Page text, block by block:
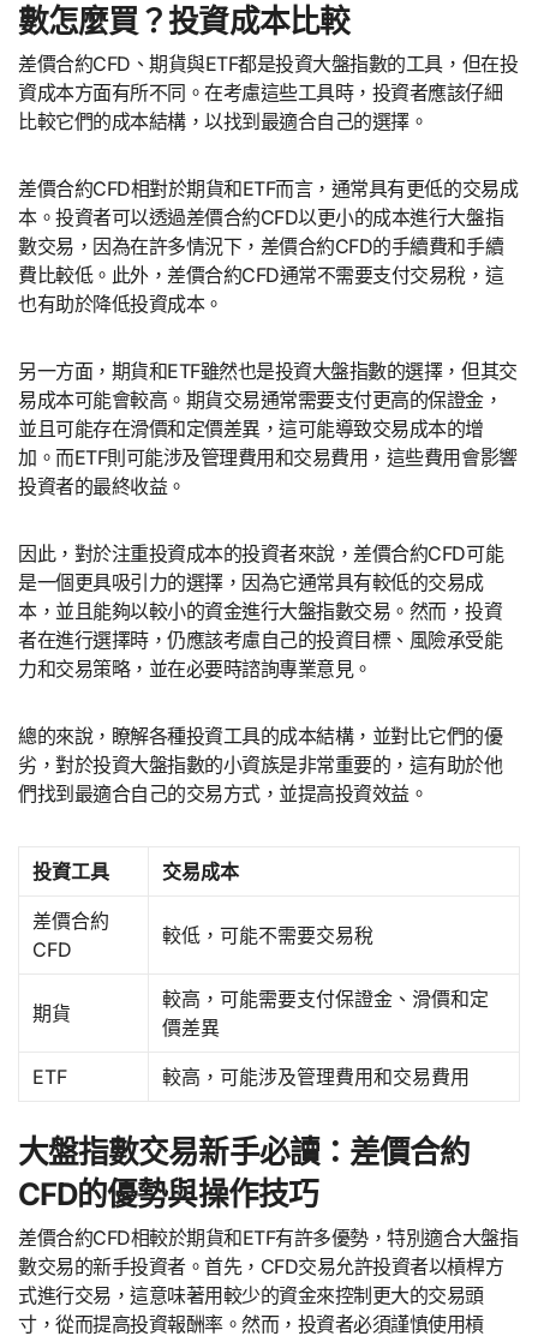
數怎麼買？投資成本比較
差價合約CFD、期貨與ETF都是投資大盤指數的工具，但在投
資成本方面有所不同。在考慮這些工具時，投資者應該仔細
比較它們的成本結構，以找到最適合自己的選擇。
差價合約CFD相對於期貨和ETF而言，通常具有更低的交易成
本。投資者可以透過差價合約CFD以更小的成本進行大盤指
數交易，因為在許多情況下，差價合約CFD的手續費和手續
費比較低。此外，差價合約CFD通常不需要支付交易稅，這
也有助於降低投資成本。
另一方面，期貨和ETF雖然也是投資大盤指數的選擇，但其交
易成本可能會較高。期貨交易通常需要支付更高的保證金，
並且可能存在滑價和定價差異，這可能導致交易成本的增
加。而ETF則可能涉及管理費用和交易費用，這些費用會影響
投資者的最終收益。
因此，對於注重投資成本的投資者來說，差價合約CFD可能
是一個更具吸引力的選擇，因為它通常具有較低的交易成
本，並且能夠以較小的資金進行大盤指數交易。然而，投資
者在進行選擇時，仍應該考慮自己的投資目標、風險承受能
力和交易策略，並在必要時諮詢專業意見。
總的來說，瞭解各種投資工具的成本結構，並對比它們的優
劣，對於投資大盤指數的小資族是非常重要的，這有助於他
們找到最適合自己的交易方式，並提高投資效益。
投資工具 交易成本
差價合約
CFD
較低，可能不需要交易稅
期貨
較高，可能需要支付保證金、滑價和定
價差異
ETF 較高，可能涉及管理費用和交易費用
大盤指數交易新手必讀：差價合約
CFD的優勢與操作技巧
差價合約CFD相較於期貨和ETF有許多優勢，特別適合大盤指
數交易的新手投資者。首先，CFD交易允許投資者以槓桿方
式進行交易，這意味著用較少的資金來控制更大的交易頭
寸，從而提高投資報酬率。然而，投資者必須謹慎使用槓